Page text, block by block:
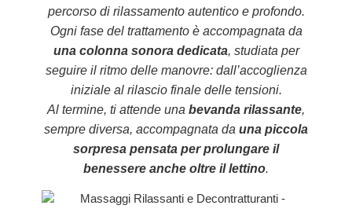
percorso di rilassamento autentico e profondo.
Ogni fase del trattamento è accompagnata da
una colonna sonora dedicata, studiata per
seguire il ritmo delle manovre: dall’accoglienza
iniziale al rilascio finale delle tensioni.
Al termine, ti attende una bevanda rilassante,
sempre diversa, accompagnata da una piccola
sorpresa pensata per prolungare il
benessere anche oltre il lettino.